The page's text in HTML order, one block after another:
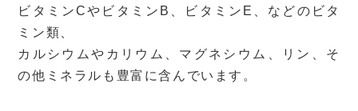
ビタミンCやビタミンB、ビタミンE、などのビタ
ミン類、
カルシウムやカリウム、マグネシウム、リン、そ
の他ミネラルも豊富に含んでいます。